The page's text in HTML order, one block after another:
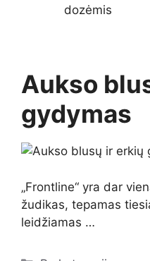
dozėmis
Aukso
gydymas
„Frontline“ yra dar
žudikas, tepamas
leidžiamas …